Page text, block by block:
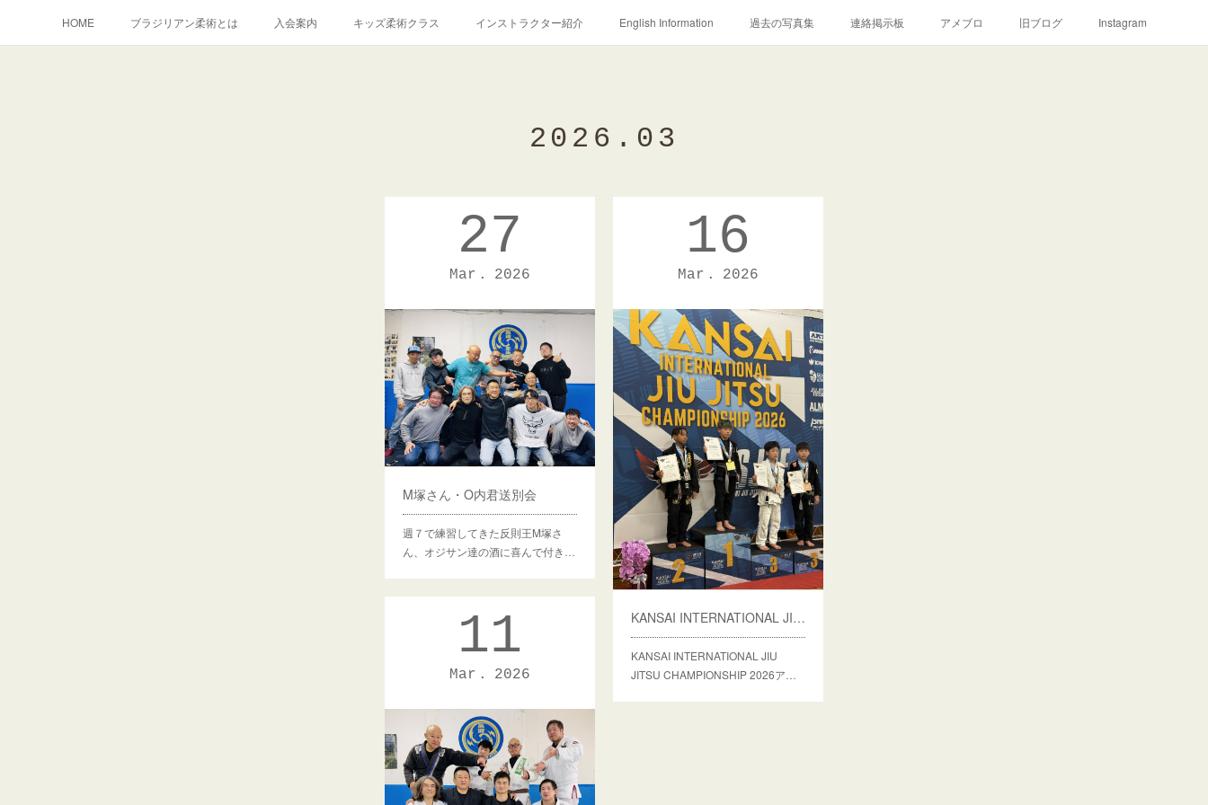
HOME ブラジリアン柔術とは 入会案内 キッズ柔術クラス インストラクター紹介 English Information 過去の写真集 連絡掲示板 アメブロ 旧ブログ Instagram
2026 . 03
27
Mar 2026
M塚さん・O内君送別会
週７で練習してきた反則王M塚さ
ん、オジサン達の酒に喜んで付き…
16
Mar 2026
KANSAI INTERNATIONAL JIU JITSU CHAMPIONSHIP 2026
KANSAI INTERNATIONAL JIU
JITSU CHAMPIONSHIP 2026ア…
11
Mar 2026